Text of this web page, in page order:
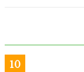
タグは保険です。 感想などい
クヨムにも投稿してい
10